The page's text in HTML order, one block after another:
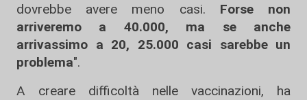
dovrebbe avere meno casi. Forse non
arriveremo a 40.000, ma se anche
arrivassimo a 20, 25.000 casi sarebbe un
problema".
A creare difficoltà nelle vaccinazioni, ha